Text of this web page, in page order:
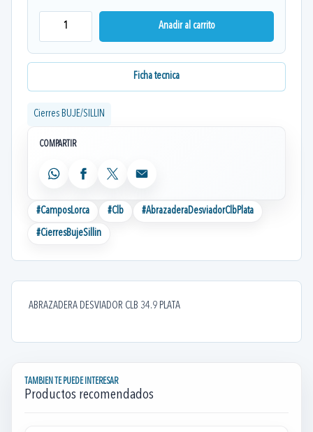
Anadir al carrito
Ficha tecnica
Cierres BUJE/SILLIN
COMPARTIR
WhatsAppFacebook
X Email
#CamposLorca #Clb #AbrazaderaDesviadorClbPlata
#CierresBujeSillin
ABRAZADERA DESVIADOR CLB 34.9 PLATA
TAMBIEN TE PUEDE INTERESAR
Productos recomendados